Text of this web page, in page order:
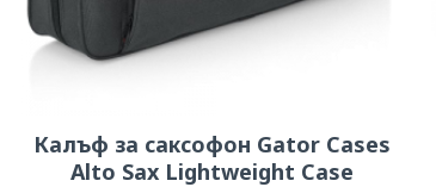
Калъф за саксофон Gator Cases
Alto Sax Lightweight Case